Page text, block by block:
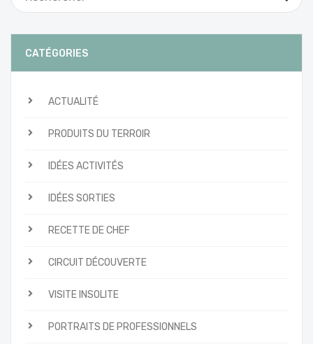
CATÉGORIES
ACTUALITÉ
PRODUITS DU TERROIR
IDÉES ACTIVITÉS
IDÉES SORTIES
RECETTE DE CHEF
CIRCUIT DÉCOUVERTE
VISITE INSOLITE
PORTRAITS DE PROFESSIONNELS